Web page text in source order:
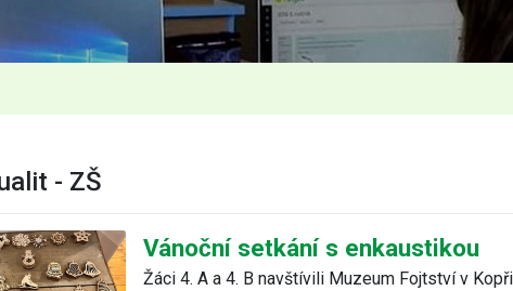
- ZŠ
Vánoční setkání s enkaustikou
Žáci 4. A a 4. B navštívili Muzeum Fojtství v